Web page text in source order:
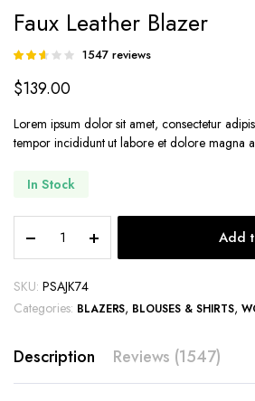
Faux Leather Blazer
Rated
out of
based
on
358
customer
1547reviews
$139.00
Lorem ipsum dolor sit amet, consectetur
tempor incididunt ut labore et dolore magna
In Stock
Leather
Blazer
quantity
Add
SKU: PSAJK74
Categories: BLAZERS, BLOUSES & SHIRTS,
Description Reviews (1547)